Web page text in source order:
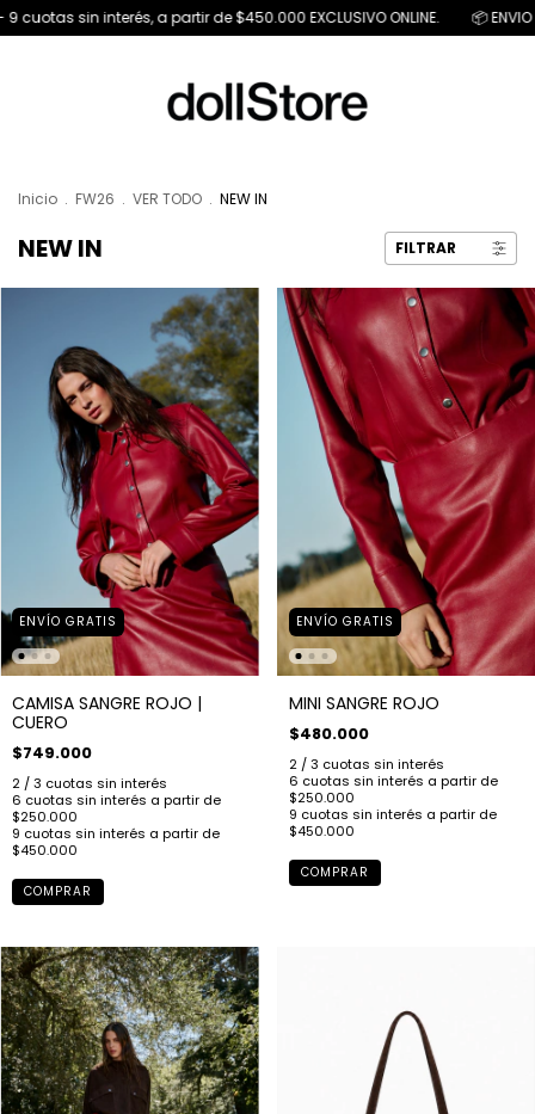
a partir de $450.000 EXCLUSIVO ONLINE. 📦 ENVIO GRATIS A
Inicio . FW26 . VER TODO . NEW IN
NEW IN FILTRAR
ENVÍO GRATIS
CAMISA SANGRE ROJO |
CUERO
$749.000
COMPRAR
ENVÍO GRATIS
MINI SANGRE ROJO
$480.000
COMPRAR